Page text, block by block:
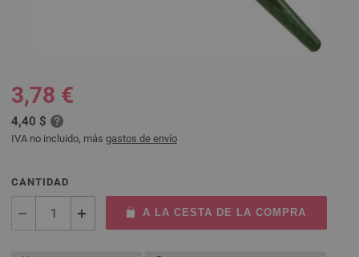
3,78 €
4,40 $
IVA no incluido, más gastos de envío
CANTIDAD
A LA CESTA DE LA COMPRA